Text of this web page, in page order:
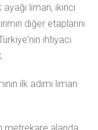
liman, ikinci
diğer etaplarını
ihtiyacı
ilk adımı liman